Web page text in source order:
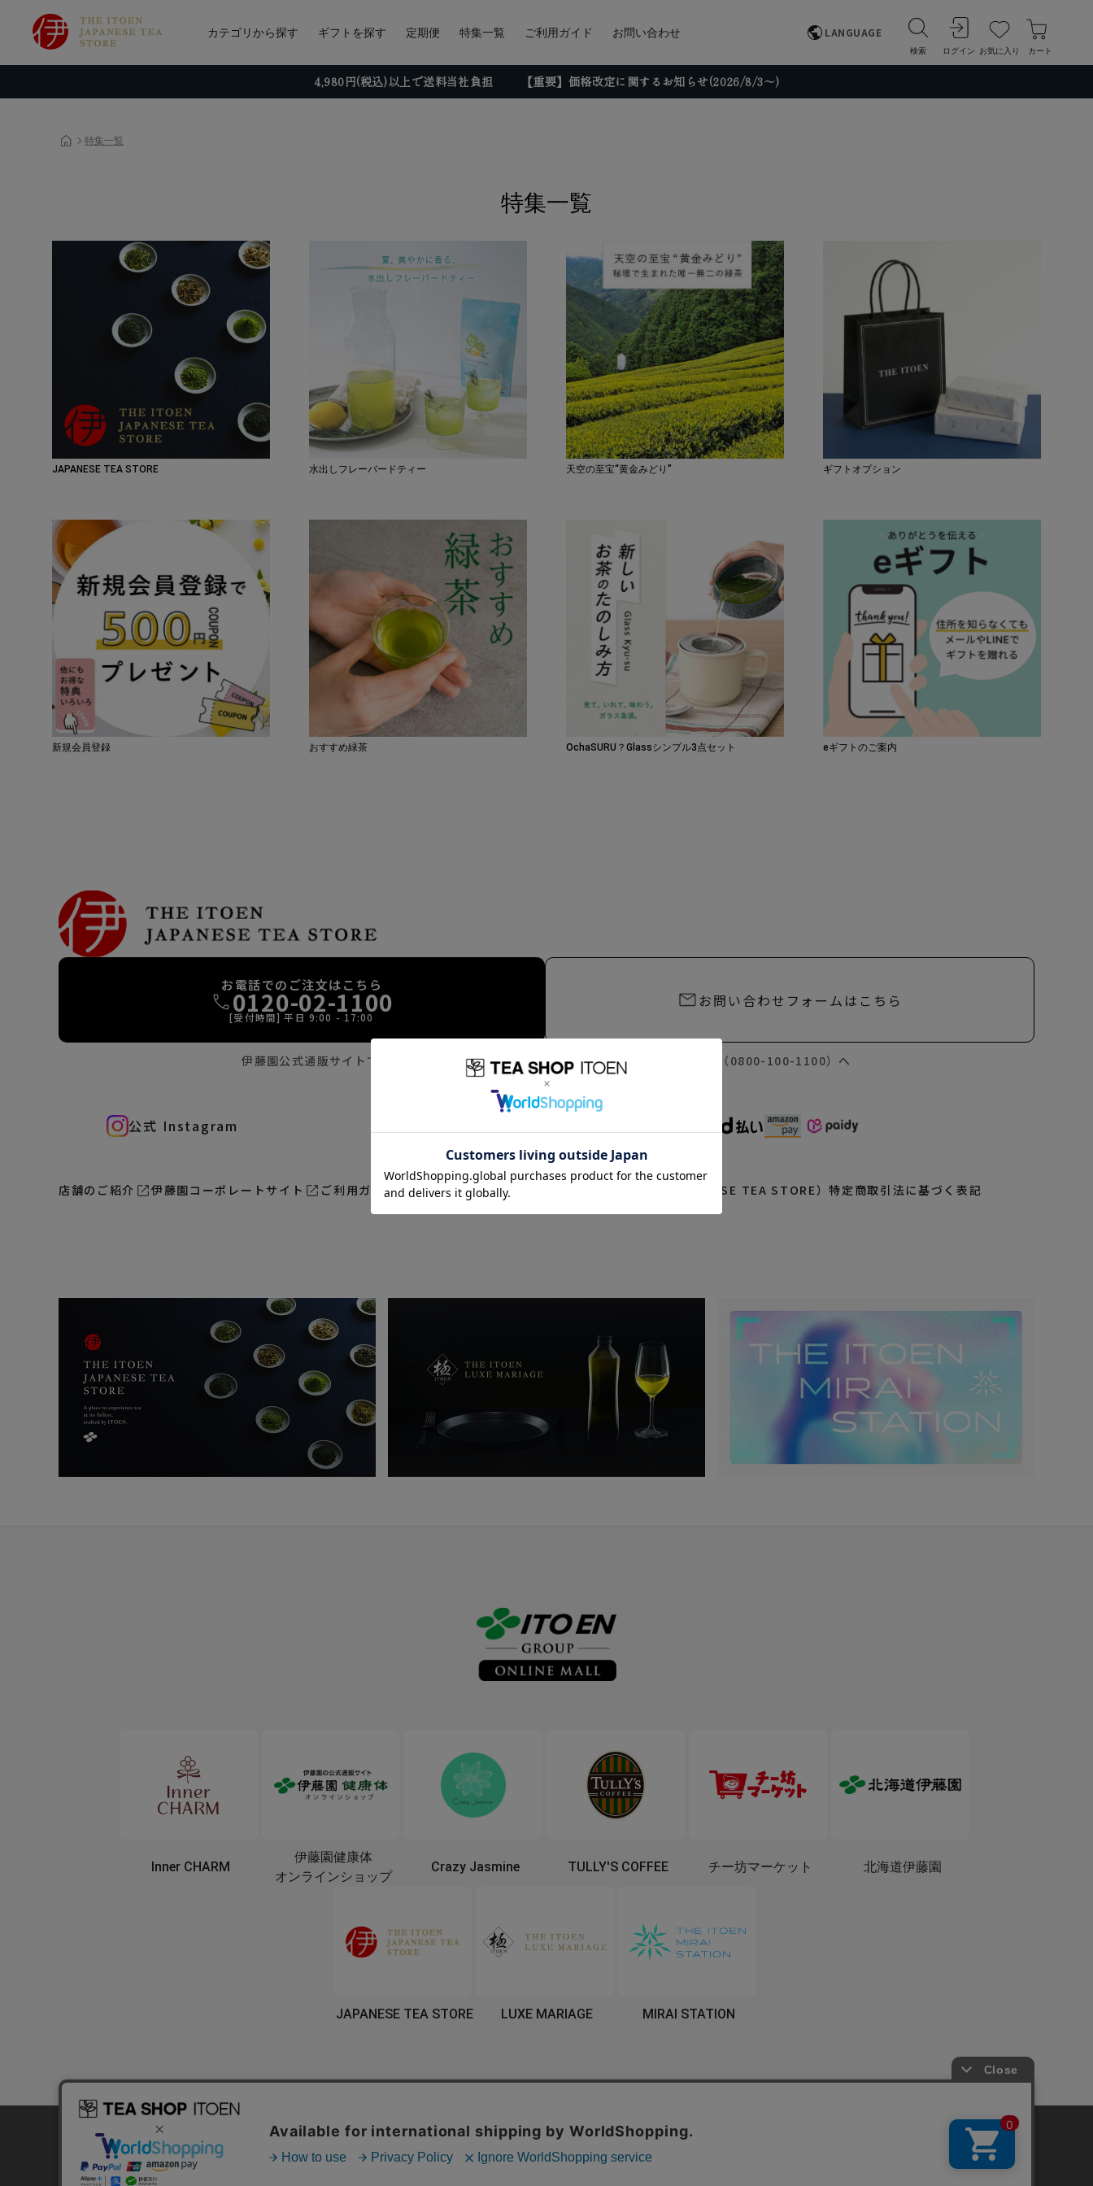
カテゴリから探す ギフトを探す 定期便 特集一覧 ご利用ガイド お問い合わせ LANGUAGE
検索 ログイン お気に入り カート
4,980円(税込)以上で送料当社負担 【重要】価格改定に関するお知らせ(2026/8/3～)
特集一覧
特集一覧
JAPANESE TEA STORE 水出しフレーバードティー 天空の至宝“黄金みどり” ギフトオプション
新規会員登録 おすすめ緑茶 OchaSURU？Glassシンプル3点セット eギフトのご案内
お電話でのご注文はこちら
0120-02-1100
[受付時間] 平日 9:00 - 17:00
お問い合わせフォームはこちら
伊藤園公式通販サイトで購入された商品以外のお問い合わせは、伊藤園お客様相談室（0800-100-1100）へ
公式 Instagram
店舗のご紹介 伊藤園コーポレートサイト ご利用ガイド（JAPANESE TEA STORE） よくあるご質問（JAPANESE TEA STORE）特定商取引法に基づく表記
Inner CHARM
伊藤園健康体
オンラインショップ
Crazy Jasmine TULLY'S COFFEE チー坊マーケット 北海道伊藤園
JAPANESE TEA STORE LUXE MARIAGE MIRAI STATION
プライバシーポリシー カスタマーハラスメントに対する基本方針 会社概要